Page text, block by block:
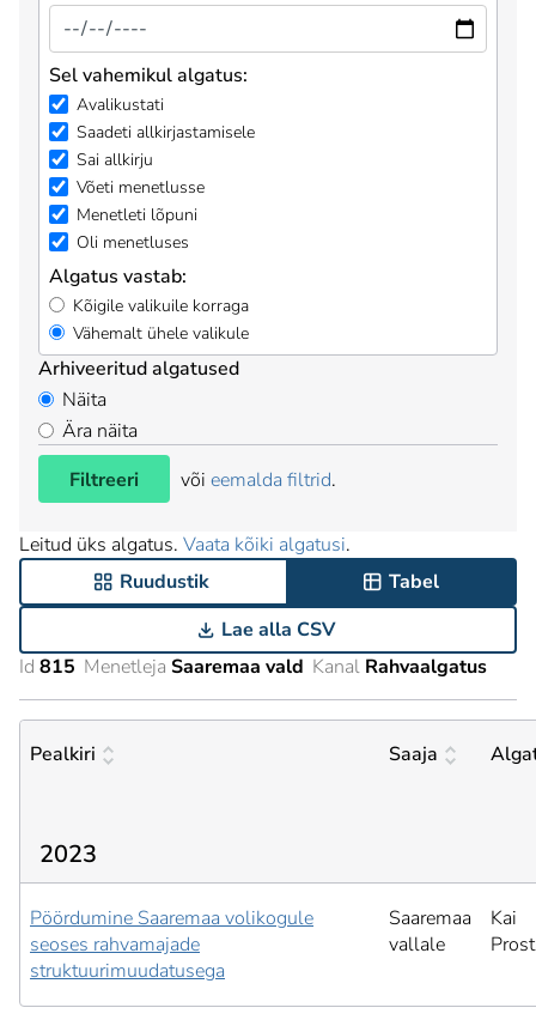
Sel vahemikul algatus:
Avalikustati
Saadeti allkirjastamisele
Sai allkirju
Võeti menetlusse
Menetleti lõpuni
Oli menetluses
Algatus vastab:
Kõigile valikuile korraga
Vähemalt ühele valikule
Arhiveeritud algatused
Näita
Ära näita
Filtreeri
või eemalda filtrid.
Leitud üks algatus. Vaata kõiki algatusi.
Ruudustik
Tabel
Lae alla CSV
Id 815 Menetleja Saaremaa vald Kanal Rahvaalgatus
Pealkiri Saaja
2023
Pöördumine Saaremaa volikogule
seoses rahvamajade
struktuurimuudatusega
Saaremaa
vallale
Kai